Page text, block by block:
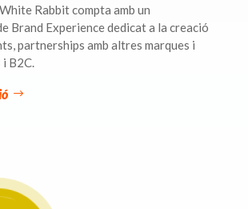
Rabbit compta amb un
Brand Experience dedicat a la creació
partnerships amb altres marques i
B2C.